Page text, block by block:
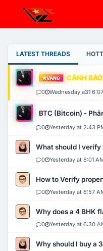
LATEST THREADS
VÀNG CẢNH
0 Wednesday a31
BTC (Bitcoin) -
0 Yesterday at 2:43
What should I verify
0 Yesterday at 8:01
How to Verify
0 Yesterday at 6:57
Why does a 4 BHK
0 Yesterday at 6:30
Why should I buy a